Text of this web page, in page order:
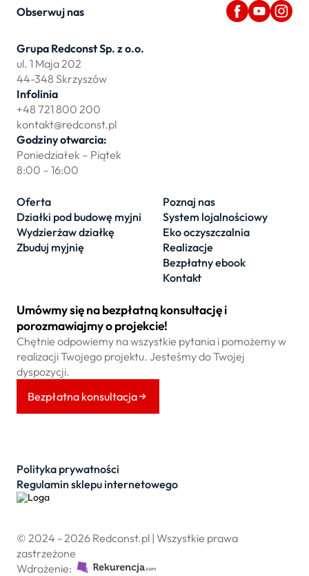
Obserwuj nas
Grupa Redconst Sp. z o.o.
ul. 1 Maja 202
44-348 Skrzyszów
Infolinia
+48 721 800 200
kontakt@redconst.pl
Godziny otwarcia:
Poniedziałek – Piątek
8:00 – 16:00
Oferta
Działki pod budowę myjni
Wydzierżaw działkę
Zbuduj myjnię
Poznaj nas
System lojalnościowy
Eko oczyszczalnia
Realizacje
Bezpłatny ebook
Kontakt
Umówmy się na bezpłatną konsultację i
porozmawiajmy o projekcie!
Chętnie odpowiemy na wszystkie pytania i pomożemy w
realizacji Twojego projektu. Jesteśmy do Twojej
dyspozycji.
Bezpłatna konsultacja
Polityka prywatności
Regulamin sklepu internetowego
© 2024 - 2026 Redconst.pl | Wszystkie prawa
zastrzeżone
Wdrożenie: